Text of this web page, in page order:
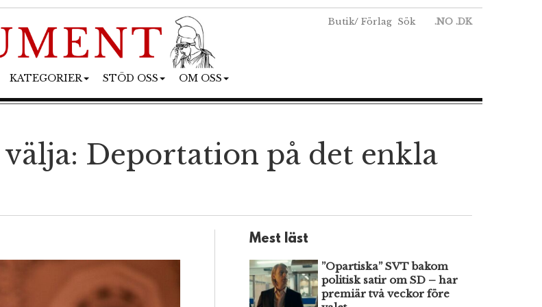
Butik/ Förlag Sök .NO .DK
KATEGORIER STÖD OSS OM OSS
Deportation på det enkla
Mest läst
”Opartiska” SVT bakom
politisk satir om SD – har
premiär två veckor före